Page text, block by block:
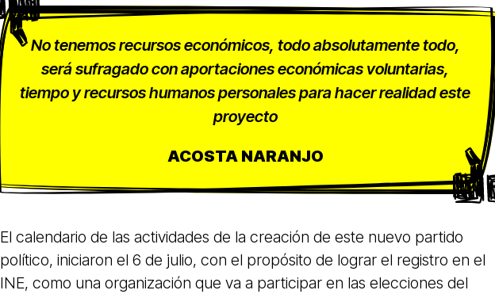
No tenemos recursos económicos, todo absolutamente todo,
será sufragado con aportaciones económicas voluntarias,
tiempo y recursos humanos personales para hacer realidad este
proyecto
ACOSTA NARANJO
El calendario de las actividades de la creación de este nuevo partido
político, iniciaron el 6 de julio, con el propósito de lograr el registro en el
INE, como una organización que va a participar en las elecciones del